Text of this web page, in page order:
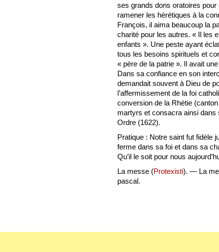
ses grands dons oratoires
ramener les hérétiques à la
François, il aima beaucoup la
charité pour les autres. « Il les
enfants ». Une peste ayant
tous les besoins spirituels et
« père de la patrie ». Il avait
Dans sa confiance en son
demandait souvent à Dieu de
l’affermissement de la foi
conversion de la Rhétie
martyrs et consacra ainsi
Ordre (1622).
Pratique : Notre saint fut fidèle
ferme dans sa foi et dans sa
Qu’il le soit pour nous
La messe (Protexisti). — La
pascal.